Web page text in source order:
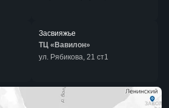
Засвияжье
ТЦ «Вавилон»
ул. Рябикова, 21 ст1